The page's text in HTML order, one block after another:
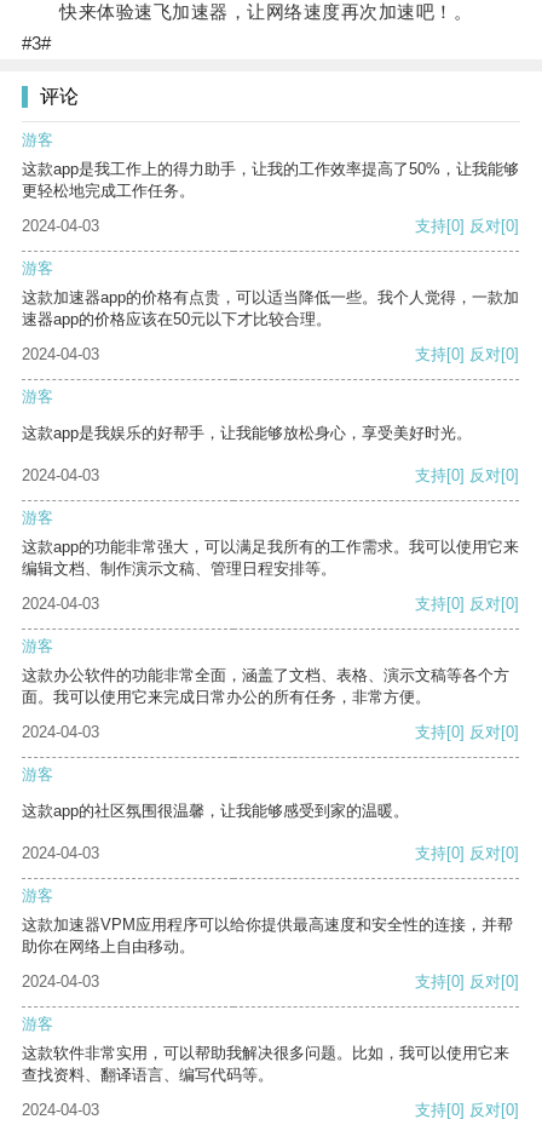
快来体验速飞加速器，让网络速度再次加速吧！。
#3#
评论
游客
这款app是我工作上的得力助手，让我的工作效率提高了50%，让我能够
更轻松地完成工作任务。
2024-04-03
支持[0] 反对[0]
游客
这款加速器app的价格有点贵，可以适当降低一些。我个人觉得，一款加
速器app的价格应该在50元以下才比较合理。
2024-04-03
支持[0] 反对[0]
游客
这款app是我娱乐的好帮手，让我能够放松身心，享受美好时光。
2024-04-03 支持[0] 反对[0]
游客
这款app的功能非常强大，可以满足我所有的工作需求。我可以使用它来
编辑文档、制作演示文稿、管理日程安排等。
2024-04-03
支持[0] 反对[0]
游客
这款办公软件的功能非常全面，涵盖了文档、表格、演示文稿等各个方
面。我可以使用它来完成日常办公的所有任务，非常方便。
2024-04-03
支持[0] 反对[0]
游客
这款app的社区氛围很温馨，让我能够感受到家的温暖。
2024-04-03 支持[0] 反对[0]
游客
这款加速器VPM应用程序可以给你提供最高速度和安全性的连接，并帮
助你在网络上自由移动。
2024-04-03
支持[0] 反对[0]
游客
这款软件非常实用，可以帮助我解决很多问题。比如，我可以使用它来
查找资料、翻译语言、编写代码等。
2024-04-03
支持[0] 反对[0]